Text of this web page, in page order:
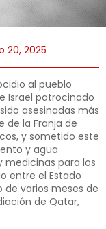
20, 2025
al pueblo
Israel patrocinado
asesinadas más
de la Franja de
y sometido este
y agua
para los
entre el Estado
de varios meses de
de Qatar,